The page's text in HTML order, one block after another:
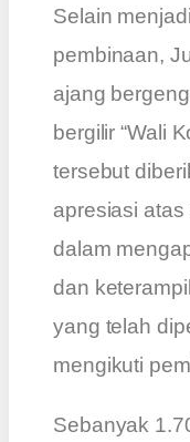
Selain
pembinaan,
ajang
bergilir “Wali
tersebut
apresiasi
dalam
dan
yang telah
mengikuti
Sebanyak